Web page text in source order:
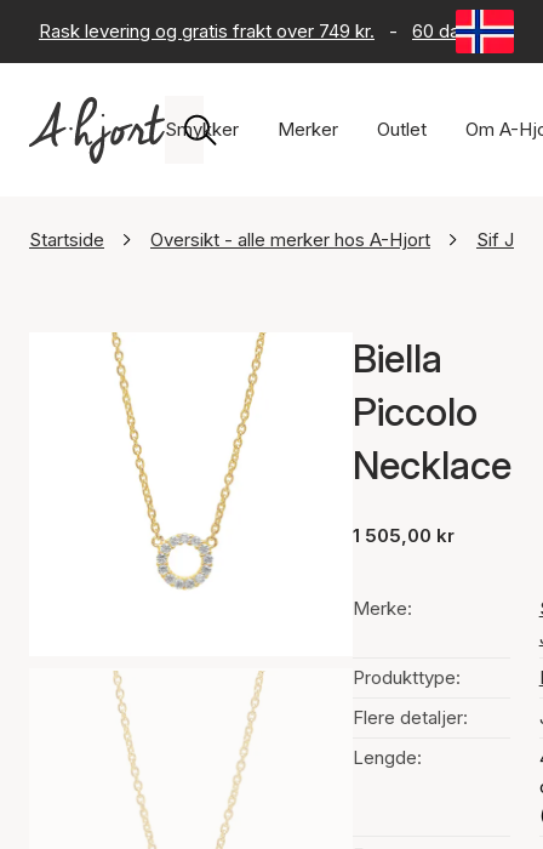
Rask levering og gratis frakt over 749 kr. - 60 dagers
Smykker Merker Outlet Om A-
Startside Oversikt - alle merker hos A-Hjort Sif
Biella
Piccolo
Necklace
1 505,00 kr
Merke:
Produkttype:
Flere detaljer:
Lengde: